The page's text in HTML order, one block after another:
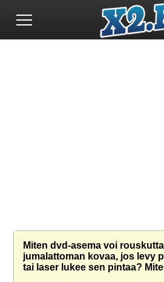
Miten dvd-asema voi
jumalattoman kovaa, jos levy
tai laser lukee sen pintaa?